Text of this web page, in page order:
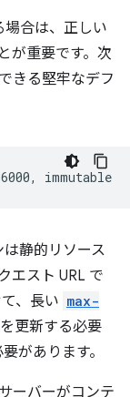
場合は、正しい
が重要です。次
きる堅牢なデフ
静的リソース
エスト URL で
、長い max-
更新する必要
があります。
ーバーがコンテ